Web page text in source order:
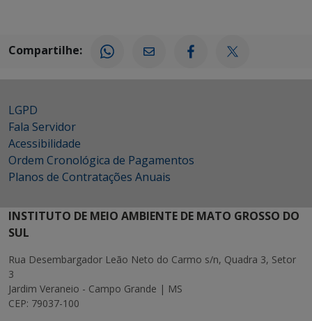
Compartilhe:
LGPD
Fala Servidor
Acessibilidade
Ordem Cronológica de Pagamentos
Planos de Contratações Anuais
INSTITUTO DE MEIO AMBIENTE DE MATO GROSSO DO
SUL
Rua Desembargador Leão Neto do Carmo s/n, Quadra 3, Setor
3
Jardim Veraneio - Campo Grande | MS
CEP: 79037-100